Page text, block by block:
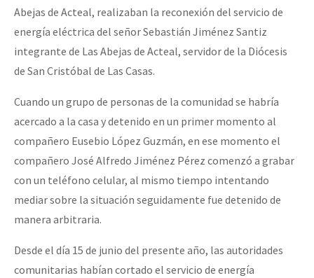
Semillero Guerra contra la Humanidad. (Las poblaciones y
la naturaleza bajo asedio)
Libros para descargar
Medios Libres
COVID-19
Contacto
Abejas de Acteal, realizaban la reconexión del servicio de
energía eléctrica del señor Sebastián Jiménez Santiz
integrante de Las Abejas de Acteal, servidor de la Diócesis
de San Cristóbal de Las Casas.
Cuando un grupo de personas de la comunidad se habría
acercado a la casa y detenido en un primer momento al
compañero Eusebio López Guzmán, en ese momento el
compañero José Alfredo Jiménez Pérez comenzó a grabar
con un teléfono celular, al mismo tiempo intentando
mediar sobre la situación seguidamente fue detenido de
manera arbitraria.
Desde el día 15 de junio del presente año, las autoridades
comunitarias habían cortado el servicio de energía